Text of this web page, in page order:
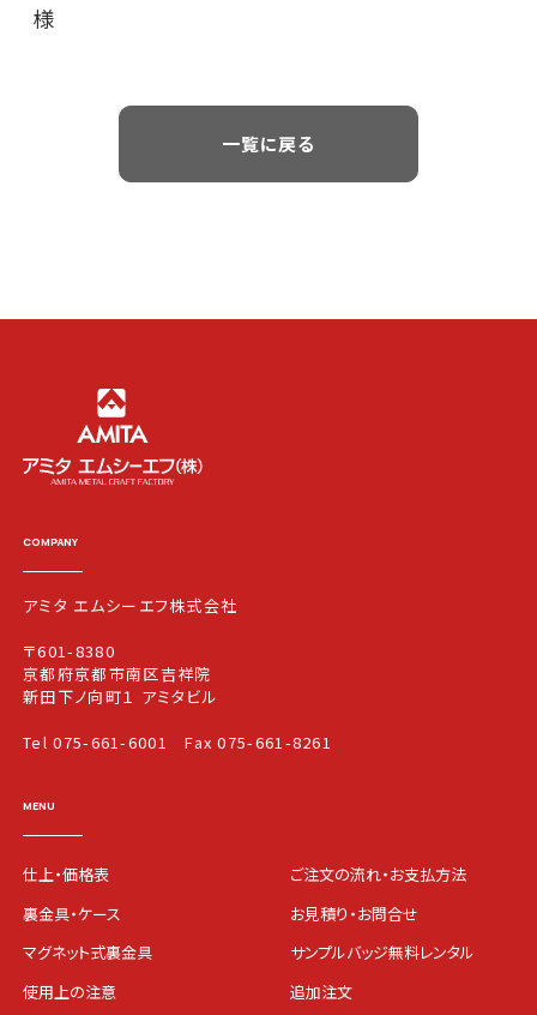
様
一覧に戻る
COMPANY
アミタ エムシーエフ株式会社
〒601-8380
京都府京都市南区吉祥院
新田下ノ向町１ アミタビル
Tel 075-661-6001Fax 075-661-8261
MENU
仕上・価格表
裏金具・ケース
マグネット式裏金具
使用上の注意
ご注文の流れ・お支払方法
お見積り・お問合せ
サンプルバッジ無料レンタル
追加注文